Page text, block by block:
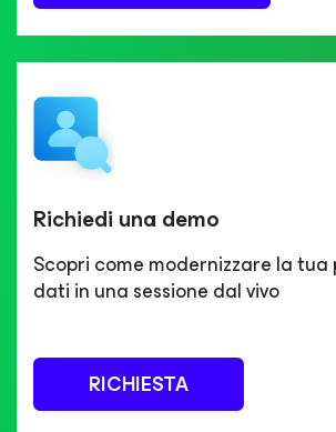
Richiedi una demo
Scopri come modernizzare la
dati in una sessione dal vivo
RICHIESTA